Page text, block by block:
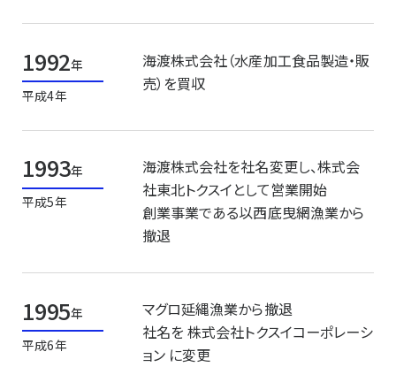
1992年
平成4年
海渡株式会社（水産加工食品製造・販
売）を買収
1993年
平成5年
海渡株式会社を社名変更し、株式会
社東北トクスイとして営業開始
創業事業である以西底曳網漁業から
撤退
1995年
平成6年
マグロ延縄漁業から撤退
社名を 株式会社トクスイコーポレーシ
ョン に変更